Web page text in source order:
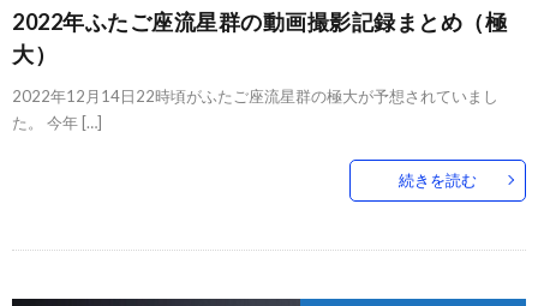
2022年ふたご座流星群の動画撮影記録まとめ（極
大）
2022年12月14日22時頃がふたご座流星群の極大が予想されていまし
た。 今年 […]
続きを読む